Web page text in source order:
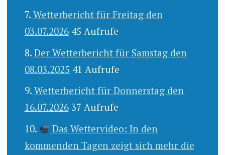
Wetterbericht für Freitag den
03.07.2026 45 Aufrufe
Der Wetterbericht für Samstag den
08.03.2025 41 Aufrufe
Wetterbericht für Donnerstag den
16.07.2026 37 Aufrufe
Das Wettervideo: In den
kommenden Tagen zeigt sich mehr die